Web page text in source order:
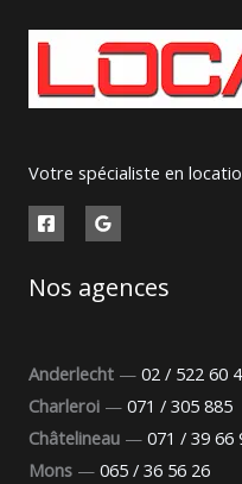
Votre spécialiste en
Nos agences
Anderlecht — 02 / 522 60
Charleroi — 071 / 305 885
Châtelineau — 071 / 39 66
Mons — 065 / 36 56 26